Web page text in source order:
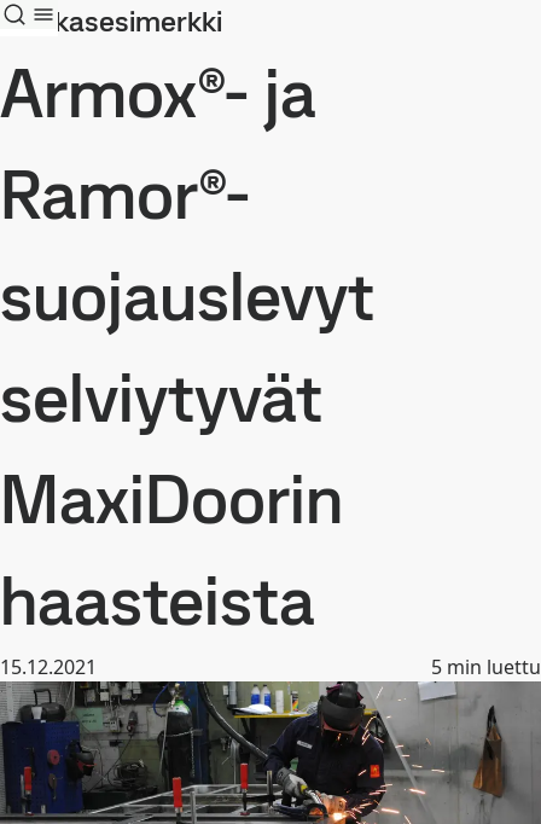
Asiakasesimerkki
Armox®- ja
Ramor®-
suojauslevyt
selviytyvät
MaxiDoorin
haasteista
15.12.2021 5 min luettu